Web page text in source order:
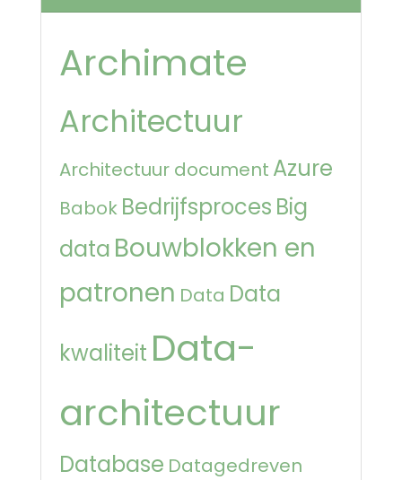
Archimate
Architectuur
Architectuur document Azure
Babok Bedrijfsproces Big
data Bouwblokken en
patronen Data Data
kwaliteit Data-
architectuur
Database Datagedreven